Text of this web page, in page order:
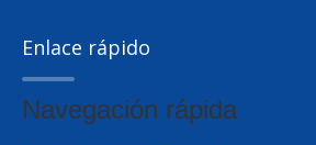
Enlace rápido
Navegación rápida